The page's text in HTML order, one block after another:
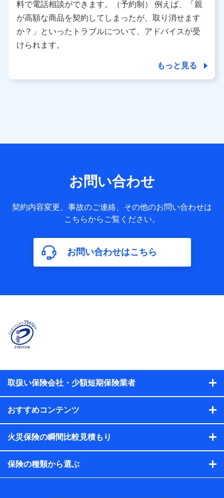
当社又は株式会社NTTドコモが提供する各種サービスなどの
ご契約・ご利用などに関する情報。例として、当社又は株式
会社NTTドコモが提供する各種サービスのご契約状態・ご利
用履歴インターネット利用時の行動に関する情報、アプリケ
ーション利用時の行動に関する情報、購入されたサービスや
当社又は株式会社NTTドコモが提供する保険関連サービスに
送信履歴などの情報）が含まれます。
約に関する情報。例として、保険契約者及び被保険者の氏
名、住所、生年月日、性別、保険契約者と被保険者の関係、
保険加入の目的、保険商品の内容、保険料、保険料のお支払
年数などの情報、ペットの種類や年齢などの情報などが含ま
れます。
【共同して利用する者の範囲】
株式会社NTTドコモ
当社又は株式会社NTTドコモが提供する保険関連サービスに
おけるユーザ登録受付および管理のため
当社又は株式会社NTTドコモと取引のあるもしくは委託を受
れらに付帯、関連する当社、株式会社NTTドコモおよび提携
会社のサービスを案内、提供するため
析して、お客さまの趣味・嗜好・傾向に応じたサービス・商
各種セミナーの開催のため
コンサルティングサービスの実施のため
アンケートやキャンペーン等の実施のため
上記に係る案内・手続き・管理等付帯業務を行うため
料で電話相談ができます。（予約制） 例えば、「親
が高額な商品を契約してしまったが、取り消せます
か？」といったトラブルについて、アドバイスが受
けられます。
もっと見る
お問い合わせ
契約内容変更、事故のご連絡、その他のお問い合わせは
こちらからご覧ください。
お問い合わせはこちら
取扱い保険会社・少額短期保険業者
おすすめコンテンツ
火災保険の瞬間比較見積もり
保険の種類から選ぶ